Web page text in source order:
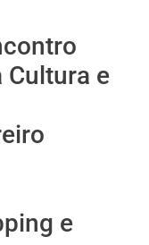
Cultura e
e